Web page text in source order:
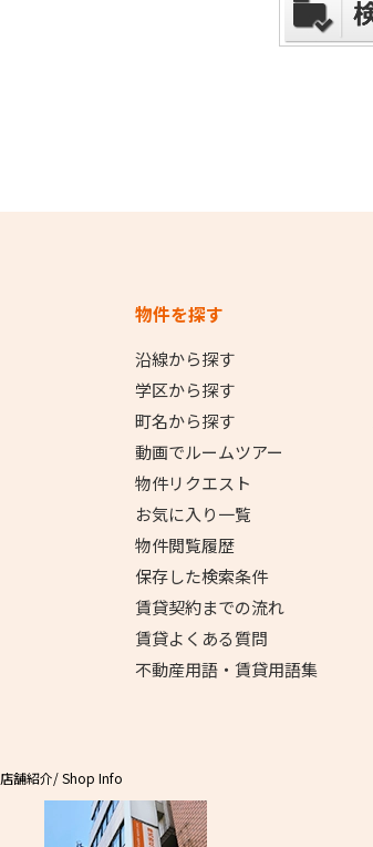
物件を探す
沿線から探す
学区から探す
町名から探す
動画でルームツアー
物件リクエスト
お気に入り一覧
物件閲覧履歴
保存した検索条件
賃貸契約までの流れ
賃貸よくある質問
不動産用語・賃貸用語集
店舗紹介/ Shop Info